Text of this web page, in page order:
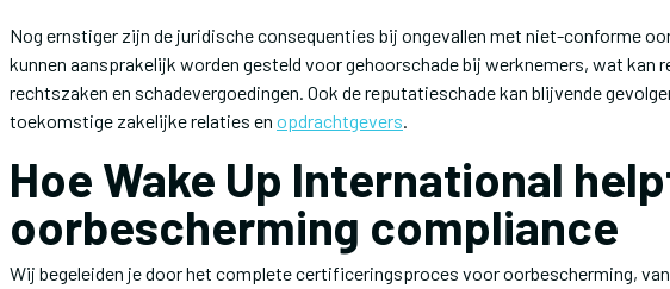
Nog ernstiger zijn de juridische consequenties bij ongevallen met niet-conforme
kunnen aansprakelijk worden gesteld voor gehoorschade bij werknemers, wat kan
rechtszaken en schadevergoedingen. Ook de reputatieschade kan blijvende
toekomstige zakelijke relaties en opdrachtgevers.
Hoe Wake Up International
oorbescherming compliance
Wij begeleiden je door het complete certificeringsproces voor oorbescherming,